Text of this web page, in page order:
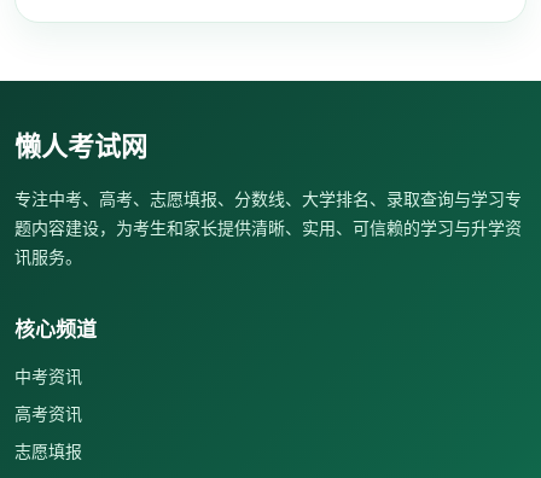
懒人考试网
专注中考、高考、志愿填报、分数线、大学排名、录取查询与学习专
题内容建设，为考生和家长提供清晰、实用、可信赖的学习与升学资
讯服务。
核心频道
中考资讯
高考资讯
志愿填报